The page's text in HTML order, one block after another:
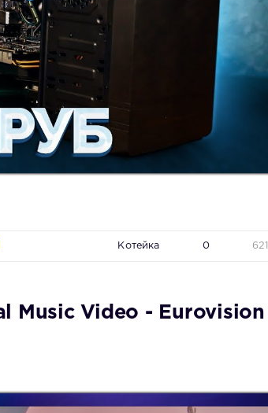
Котейка 0
Music Video - Eurovision